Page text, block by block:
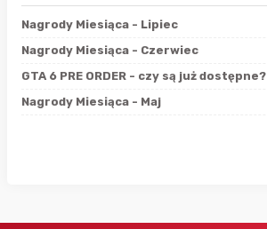
Nagrody Miesiąca - Lipiec
Nagrody Miesiąca - Czerwiec
GTA 6 PRE ORDER - czy są już dostępne?
Nagrody Miesiąca - Maj